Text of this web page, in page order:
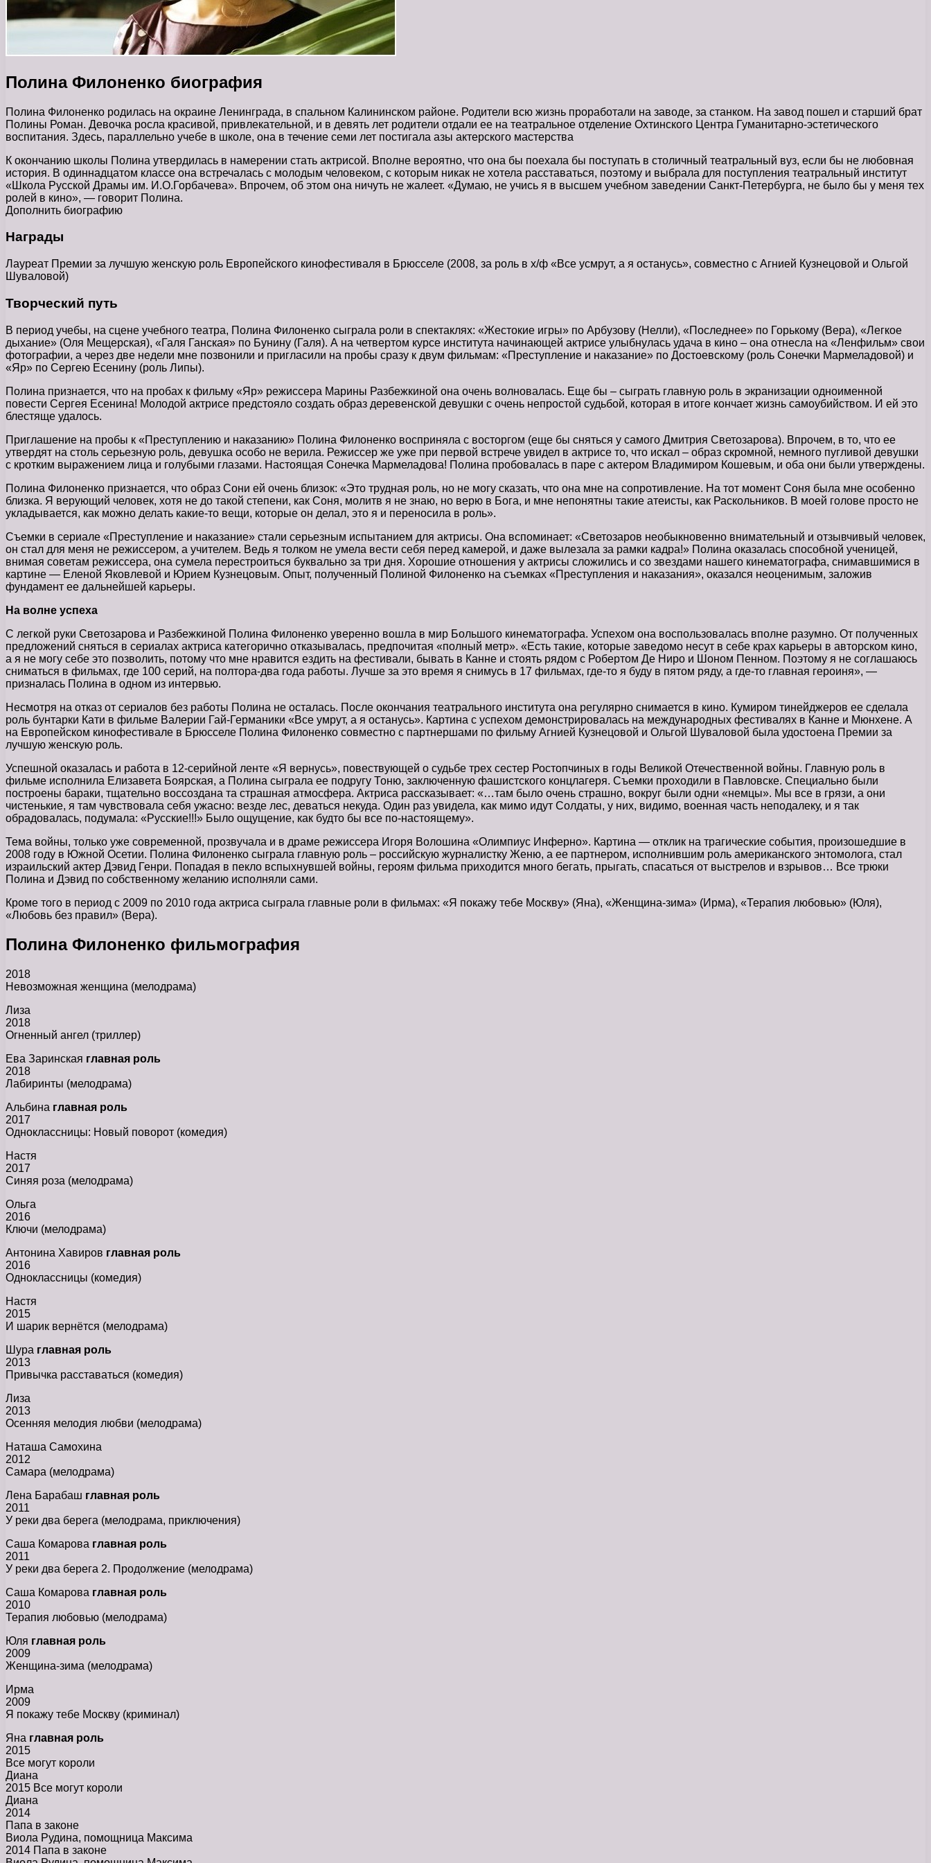
Полина Филоненко биография
Полина Филоненко родилась на окраине Ленинграда, в спальном Калининском районе. Родители всю жизнь проработали на заводе, за станком. На завод пошел и старший брат
Полины Роман. Девочка росла красивой, привлекательной, и в девять лет родители отдали ее на театральное отделение Охтинского Центра Гуманитарно-эстетического
воспитания. Здесь, параллельно учебе в школе, она в течение семи лет постигала азы актерского мастерства
К окончанию школы Полина утвердилась в намерении стать актрисой. Вполне вероятно, что она бы поехала бы поступать в столичный театральный вуз, если бы не любовная
история. В одиннадцатом классе она встречалась с молодым человеком, с которым никак не хотела расставаться, поэтому и выбрала для поступления театральный институт
«Школа Русской Драмы им. И.О.Горбачева». Впрочем, об этом она ничуть не жалеет. «Думаю, не учись я в высшем учебном заведении Санкт-Петербурга, не было бы у меня тех
ролей в кино», — говорит Полина.
Дополнить биографию
Награды
Лауреат Премии за лучшую женскую роль Европейского кинофестиваля в Брюсселе (2008, за роль в х/ф «Все усмрут, а я останусь», совместно с Агнией Кузнецовой и Ольгой
Шуваловой)
Творческий путь
В период учебы, на сцене учебного театра, Полина Филоненко сыграла роли в спектаклях: «Жестокие игры» по Арбузову (Нелли), «Последнее» по Горькому (Вера), «Легкое
дыхание» (Оля Мещерская), «Галя Ганская» по Бунину (Галя). А на четвертом курсе института начинающей актрисе улыбнулась удача в кино – она отнесла на «Ленфильм» свои
фотографии, а через две недели мне позвонили и пригласили на пробы сразу к двум фильмам: «Преступление и наказание» по Достоевскому (роль Сонечки Мармеладовой) и
«Яр» по Сергею Есенину (роль Липы).
Полина признается, что на пробах к фильму «Яр» режиссера Марины Разбежкиной она очень волновалась. Еще бы – сыграть главную роль в экранизации одноименной
повести Сергея Есенина! Молодой актрисе предстояло создать образ деревенской девушки с очень непростой судьбой, которая в итоге кончает жизнь самоубийством. И ей это
блестяще удалось.
Приглашение на пробы к «Преступлению и наказанию» Полина Филоненко восприняла с восторгом (еще бы сняться у самого Дмитрия Светозарова). Впрочем, в то, что ее
утвердят на столь серьезную роль, девушка особо не верила. Режиссер же уже при первой встрече увидел в актрисе то, что искал – образ скромной, немного пугливой девушки
с кротким выражением лица и голубыми глазами. Настоящая Сонечка Мармеладова! Полина пробовалась в паре с актером Владимиром Кошевым, и оба они были утверждены.
Полина Филоненко признается, что образ Сони ей очень близок: «Это трудная роль, но не могу сказать, что она мне на сопротивление. На тот момент Соня была мне особенно
близка. Я верующий человек, хотя не до такой степени, как Соня, молитв я не знаю, но верю в Бога, и мне непонятны такие атеисты, как Раскольников. В моей голове просто не
укладывается, как можно делать какие-то вещи, которые он делал, это я и переносила в роль».
Съемки в сериале «Преступление и наказание» стали серьезным испытанием для актрисы. Она вспоминает: «Светозаров необыкновенно внимательный и отзывчивый человек,
он стал для меня не режиссером, а учителем. Ведь я толком не умела вести себя перед камерой, и даже вылезала за рамки кадра!» Полина оказалась способной ученицей,
внимая советам режиссера, она сумела перестроиться буквально за три дня. Хорошие отношения у актрисы сложились и со звездами нашего кинематографа, снимавшимися в
картине — Еленой Яковлевой и Юрием Кузнецовым. Опыт, полученный Полиной Филоненко на съемках «Преступления и наказания», оказался неоценимым, заложив
фундамент ее дальнейшей карьеры.
На волне успеха
С легкой руки Светозарова и Разбежкиной Полина Филоненко уверенно вошла в мир Большого кинематографа. Успехом она воспользовалась вполне разумно. От полученных
предложений сняться в сериалах актриса категорично отказывалась, предпочитая «полный метр». «Есть такие, которые заведомо несут в себе крах карьеры в авторском кино,
а я не могу себе это позволить, потому что мне нравится ездить на фестивали, бывать в Канне и стоять рядом с Робертом Де Ниро и Шоном Пенном. Поэтому я не соглашаюсь
сниматься в фильмах, где 100 серий, на полтора-два года работы. Лучше за это время я снимусь в 17 фильмах, где-то я буду в пятом ряду, а где-то главная героиня», —
призналась Полина в одном из интервью.
Несмотря на отказ от сериалов без работы Полина не осталась. После окончания театрального института она регулярно снимается в кино. Кумиром тинейджеров ее сделала
роль бунтарки Кати в фильме Валерии Гай-Германики «Все умрут, а я останусь». Картина с успехом демонстрировалась на международных фестивалях в Канне и Мюнхене. А
на Европейском кинофестивале в Брюсселе Полина Филоненко совместно с партнершами по фильму Агнией Кузнецовой и Ольгой Шуваловой была удостоена Премии за
лучшую женскую роль.
Успешной оказалась и работа в 12-серийной ленте «Я вернусь», повествующей о судьбе трех сестер Ростопчиных в годы Великой Отечественной войны. Главную роль в
фильме исполнила Елизавета Боярская, а Полина сыграла ее подругу Тоню, заключенную фашистского концлагеря. Съемки проходили в Павловске. Специально были
построены бараки, тщательно воссоздана та страшная атмосфера. Актриса рассказывает: «…там было очень страшно, вокруг были одни «немцы». Мы все в грязи, а они
чистенькие, я там чувствовала себя ужасно: везде лес, деваться некуда. Один раз увидела, как мимо идут Солдаты, у них, видимо, военная часть неподалеку, и я так
обрадовалась, подумала: «Русские!!!» Было ощущение, как будто бы все по-настоящему».
Тема войны, только уже современной, прозвучала и в драме режиссера Игоря Волошина «Олимпиус Инферно». Картина — отклик на трагические события, произошедшие в
2008 году в Южной Осетии. Полина Филоненко сыграла главную роль – российскую журналистку Женю, а ее партнером, исполнившим роль американского энтомолога, стал
израильский актер Дэвид Генри. Попадая в пекло вспыхнувшей войны, героям фильма приходится много бегать, прыгать, спасаться от выстрелов и взрывов… Все трюки
Полина и Дэвид по собственному желанию исполняли сами.
Кроме того в период с 2009 по 2010 года актриса сыграла главные роли в фильмах: «Я покажу тебе Москву» (Яна), «Женщина-зима» (Ирма), «Терапия любовью» (Юля),
«Любовь без правил» (Вера).
Полина Филоненко фильмография
2018
Невозможная женщина (мелодрама)
Лиза
2018
Огненный ангел (триллер)
Ева Заринская главная роль
2018
Лабиринты (мелодрама)
Альбина главная роль
2017
Одноклассницы: Новый поворот (комедия)
Настя
2017
Синяя роза (мелодрама)
Ольга
2016
Ключи (мелодрама)
Антонина Хавиров главная роль
2016
Одноклассницы (комедия)
Настя
2015
И шарик вернётся (мелодрама)
Шура главная роль
2013
Привычка расставаться (комедия)
Лиза
2013
Осенняя мелодия любви (мелодрама)
Наташа Самохина
2012
Самара (мелодрама)
Лена Барабаш главная роль
2011
У реки два берега (мелодрама, приключения)
Саша Комарова главная роль
2011
У реки два берега 2. Продолжение (мелодрама)
Саша Комарова главная роль
2010
Терапия любовью (мелодрама)
Юля главная роль
2009
Женщина-зима (мелодрама)
Ирма
2009
Я покажу тебе Москву (криминал)
Яна главная роль
2015
Все могут короли
Диана
2015 Все могут короли
Диана
2014
Папа в законе
Виола Рудина, помощница Максима
2014 Папа в законе